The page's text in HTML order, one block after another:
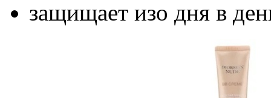
защищает изо дня в